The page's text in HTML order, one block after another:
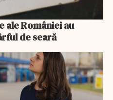
României au
de seară